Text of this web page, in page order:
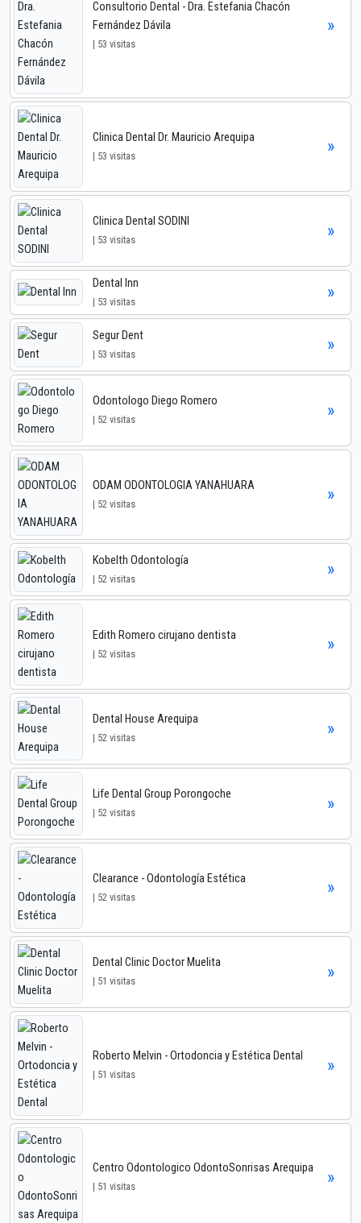
Consultorio Dental - Dra. Estefania Chacón
Fernández Dávila
| 53 visitas
»
Clinica Dental Dr. Mauricio Arequipa
| 53 visitas »
Clinica Dental SODINI
| 53 visitas »
Dental Inn
| 53 visitas »
Segur Dent
| 53 visitas »
Odontologo Diego Romero
| 52 visitas »
ODAM ODONTOLOGIA YANAHUARA
| 52 visitas »
Kobelth Odontología
| 52 visitas »
Edith Romero cirujano dentista
| 52 visitas »
Dental House Arequipa
| 52 visitas »
Life Dental Group Porongoche
| 52 visitas »
Clearance - Odontología Estética
| 52 visitas »
Dental Clinic Doctor Muelita
| 51 visitas »
Roberto Melvin - Ortodoncia y Estética Dental
| 51 visitas »
Centro Odontologico OdontoSonrisas Arequipa
| 51 visitas »